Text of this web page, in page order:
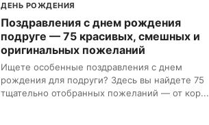
ДЕНЬ РОЖДЕНИЯ
Поздравления с днем рождения
подруге — 75 красивых, смешных и
оригинальных пожеланий
Ищете особенные поздравления с днем
рождения для подруги? Здесь вы найдете 75
тщательно отобранных пожеланий — от кор...